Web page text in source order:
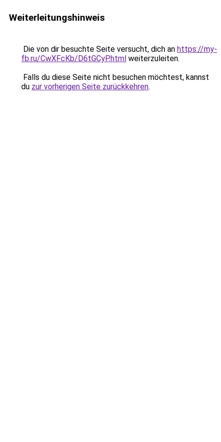
Weiterleitungshinweis
Die von dir besuchte Seite versucht, dich an https://my-
fb.ru/CwXFcKb/D6tGCyP.html weiterzuleiten.
Falls du diese Seite nicht besuchen möchtest, kannst
du zur vorherigen Seite zurückkehren.